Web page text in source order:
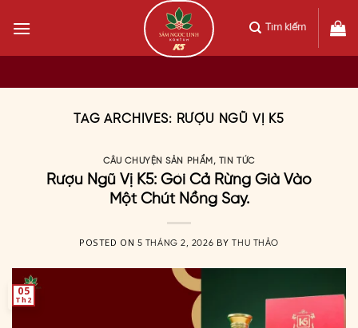
Tìm kiếm
TAG ARCHIVES: RƯỢU NGŨ VỊ K5
CÂU CHUYỆN SẢN PHẨM , TIN TỨC
Rượu Ngũ Vị K5: Gói Cả Rừng Già Vào
Một Chút Nồng Say.
POSTED ON 5 THÁNG 2, 2026 BYTHU THẢO
05
Th2